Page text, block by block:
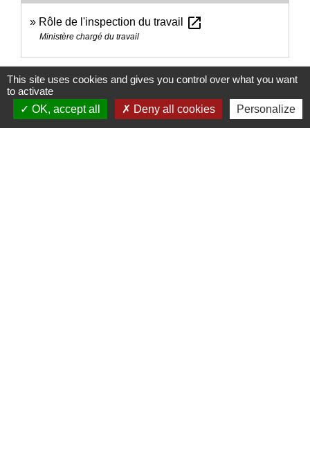
Rôle de l'inspection du travail open_in_new
Ministère chargé du travail
Signaler une erreur sur cette page
This site uses cookies and gives you control over what you want
to activate
OK, accept all
Deny all cookies Personalize